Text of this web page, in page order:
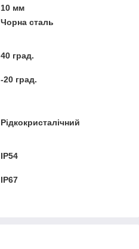
10 мм
Чорна сталь
40 град.
-20 град.
Рідкокристалічний
IP54
IP67